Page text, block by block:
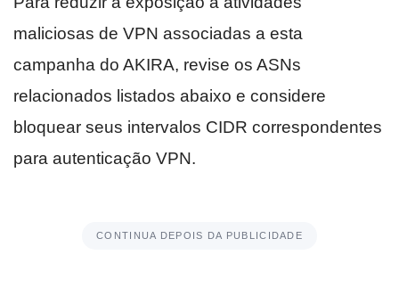
maliciosas de VPN associadas a esta
campanha do AKIRA, revise os ASNs
relacionados listados abaixo e considere
bloquear seus intervalos CIDR correspondentes
para autenticação VPN.
CONTINUA DEPOIS DA PUBLICIDADE